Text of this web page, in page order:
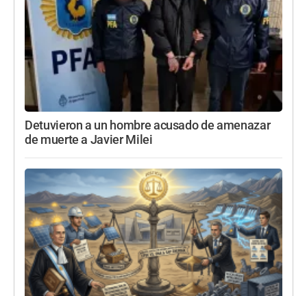
Detuvieron a un hombre acusado de amenazar
de muerte a Javier Milei